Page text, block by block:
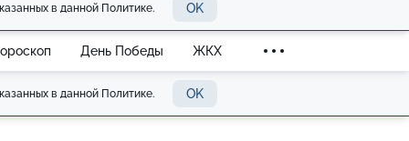
в данной Политике. OK
День Победы ЖКХ
в данной Политике. OK